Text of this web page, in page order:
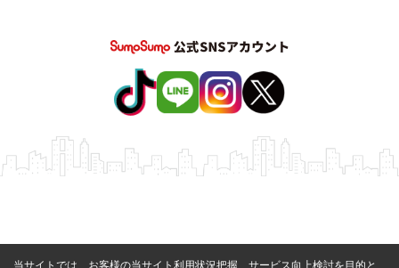
当サイトでは、お客様の当サイト利用状況把握、サービス向上検討を目的と